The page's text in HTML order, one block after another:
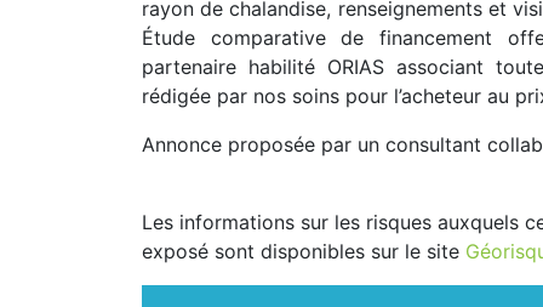
rayon de chalandise, renseignements et
Étude comparative de financement
partenaire habilité ORIAS associant
rédigée par nos soins pour l’acheteur au
Annonce proposée par un consultant
Les informations sur les risques auxquels
exposé sont disponibles sur le site